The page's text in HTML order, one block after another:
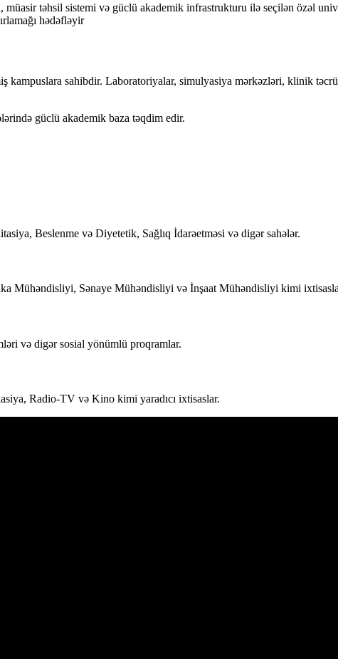
təhsil sistemi və güclü akademik infrastrukturu ilə seçilən özəl
hədəfləyir
sahibdir. Laboratoriyalar, simulyasiya mərkəzləri, klinik
güclü akademik baza təqdim edir.
Beslenme və Diyetetik, Sağlıq İdarəetməsi və digər sahələr.
Mühəndisliyi, Sənaye Mühəndisliyi və İnşaat Mühəndisliyi kimi
və digər sosial yönümlü proqramlar.
Radio-TV və Kino kimi yaradıcı ixtisaslar.